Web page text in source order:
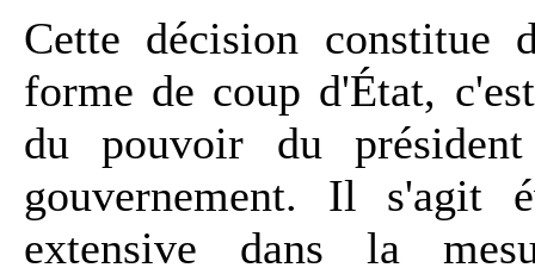
Cette décision constitue
forme de coup d'État,
du pouvoir du
gouvernement. Il s'agit
extensive dans la